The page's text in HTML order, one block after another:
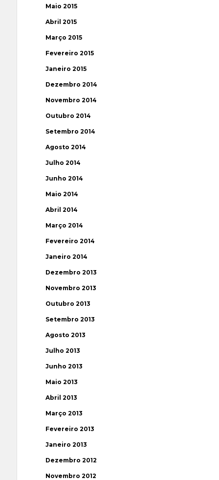
Maio 2015
Abril 2015
Março 2015
Fevereiro 2015
Janeiro 2015
Dezembro 2014
Novembro 2014
Outubro 2014
Setembro 2014
Agosto 2014
Julho 2014
Junho 2014
Maio 2014
Abril 2014
Março 2014
Fevereiro 2014
Janeiro 2014
Dezembro 2013
Novembro 2013
Outubro 2013
Setembro 2013
Agosto 2013
Julho 2013
Junho 2013
Maio 2013
Abril 2013
Março 2013
Fevereiro 2013
Janeiro 2013
Dezembro 2012
Novembro 2012